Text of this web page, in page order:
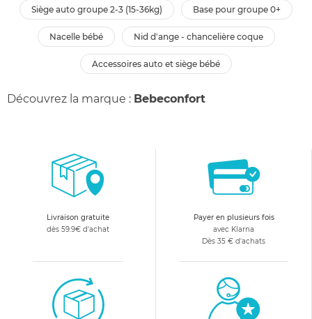
siège auto groupe 2-3 (15-36kg) base pour groupe 0+
nacelle bébé nid d'ange - chancelière coque
accessoires auto et siège bébé
Découvrez la marque : Bebeconfort
Livraison gratuite
dès 59.9€ d'achat
Payer en plusieurs fois
avec Klarna
Dès 35 € d'achats